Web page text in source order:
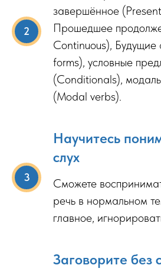
завершённое
Прошедшее
Continuous),
forms), условные
(Conditionals),
(Modal verbs).
Научитесь
слух
Сможете
речь в нормальном
главное,
Заговорите без